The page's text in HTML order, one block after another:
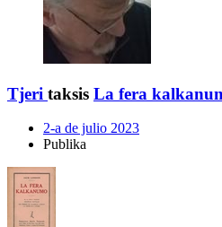
Tjeri taksis La fera
2-a de julio 2023
Publika